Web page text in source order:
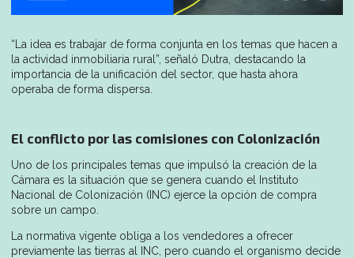
“La idea es trabajar de forma conjunta en los temas que hacen a
la actividad inmobiliaria rural”, señaló Dutra, destacando la
importancia de la unificación del sector, que hasta ahora
operaba de forma dispersa.
El conflicto por las comisiones con Colonización
Uno de los principales temas que impulsó la creación de la
Cámara es la situación que se genera cuando el Instituto
Nacional de Colonización (INC) ejerce la opción de compra
sobre un campo.
La normativa vigente obliga a los vendedores a ofrecer
previamente las tierras al INC, pero cuando el organismo decide